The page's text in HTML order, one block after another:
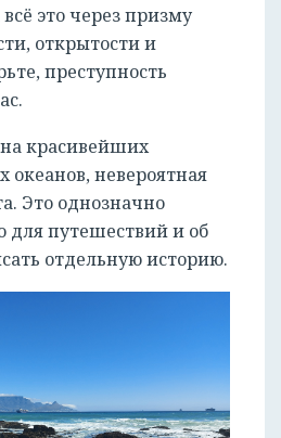
это через призму
открытости и
преступность
красивейших
океанов, невероятная
Это однозначно
для путешествий и об
отдельную историю.